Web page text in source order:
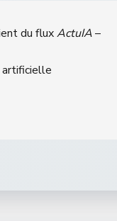
du fluxActuIA–